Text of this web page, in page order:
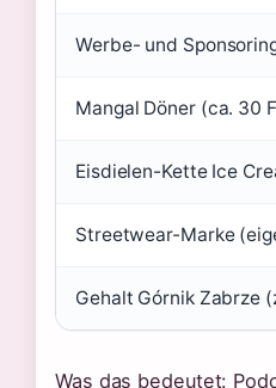
Werbe- und
Mangal Döner (ca. 30
Eisdielen-Kette Ice
Streetwear-Marke
Gehalt Górnik Zabrze
Was das bedeutet: